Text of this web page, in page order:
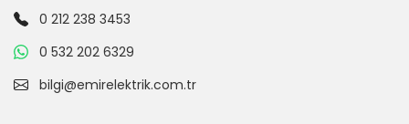
0 212 238 3453
0 532 202 6329
bilgi@emirelektrik.com.tr